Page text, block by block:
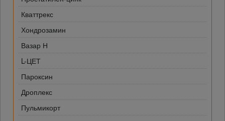
Кваттрекс
Хондрозамин
Вазар Н
L-ЦЕТ
Пароксин
Дроплекс
Пульмикорт